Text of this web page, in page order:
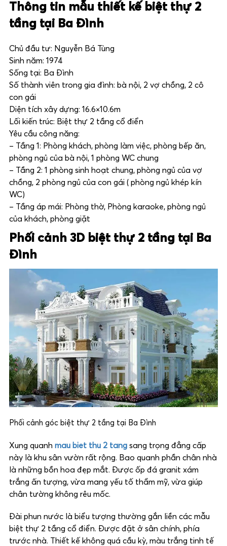
Thông tin mẫu thiết kế biệt thự 2
tầng tại Ba Đình
Chủ đầu tư: Nguyễn Bá Tùng
Sinh năm: 1974
Sống tại: Ba Đình
Số thành viên trong gia đình: bà nội, 2 vợ chồng, 2 cô
con gái
Diện tích xây dựng: 16.6×10.6m
Lối kiến trúc: Biệt thự 2 tầng cổ điển
Yêu cầu công năng:
– Tầng 1: Phòng khách, phòng làm việc, phòng bếp ăn,
phòng ngủ của bà nội, 1 phòng WC chung
– Tầng 2: 1 phòng sinh hoạt chung, phòng ngủ của vợ
chồng, 2 phòng ngủ của con gái ( phòng ngủ khép kín
WC)
– Tầng áp mái: Phòng thờ, Phòng karaoke, phòng ngủ
của khách, phòng giặt
Phối cảnh 3D biệt thự 2 tầng tại Ba
Đình
Phối cảnh góc biệt thự 2 tầng tại Ba Đình
Xung quanh mau biet thu 2 tangsang trọng đẳng cấp
này là khu sân vườn rất rộng. Bao quanh phần chân nhà
là những bồn hoa đẹp mắt. Được ốp đá granit xám
trắng ấn tượng, vừa mang yếu tố thẩm mỹ, vừa giúp
chân tường không rêu mốc.
Đài phun nước là biểu tượng thường gắn liền các mẫu
biệt thự 2 tầng cổ điển. Được đặt ở sân chính, phía
trước nhà. Thiết kế không quá cầu kỳ, màu trắng tinh tế